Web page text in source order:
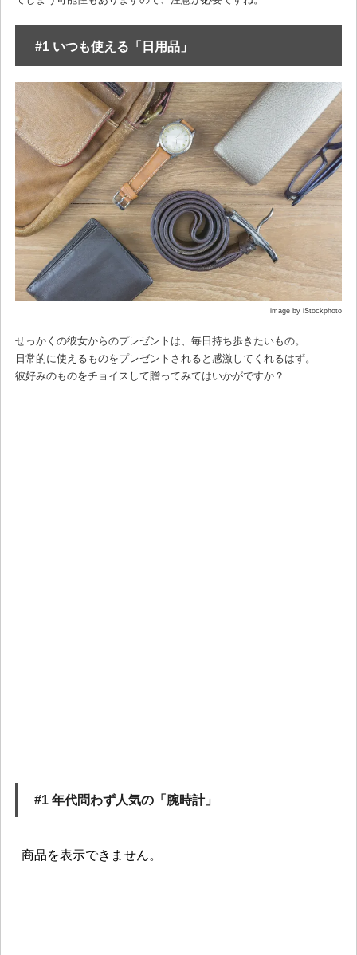
#1 いつも使える「日用品」
image by iStockphoto
せっかくの彼女からのプレゼントは、毎日持ち歩きたいもの。
日常的に使えるものをプレゼントされると感激してくれるはず。
彼好みのものをチョイスして贈ってみてはいかがですか？
#1 年代問わず人気の「腕時計」